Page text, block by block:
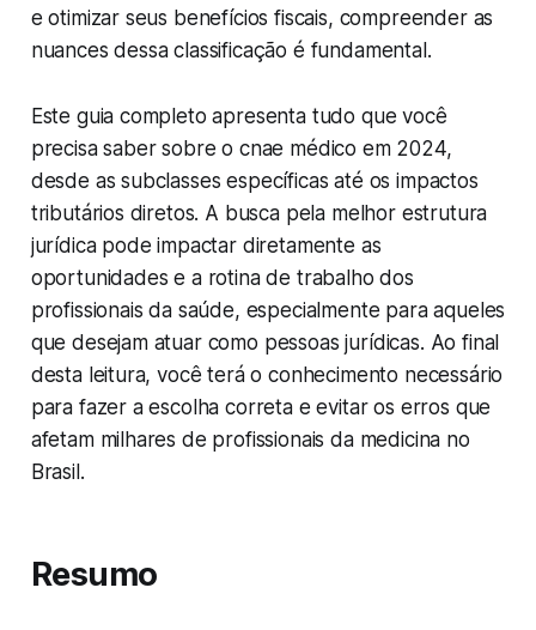
e otimizar seus benefícios fiscais, compreender as
nuances dessa classificação é fundamental.
Este guia completo apresenta tudo que você
precisa saber sobre o cnae médico em 2024,
desde as subclasses específicas até os impactos
tributários diretos. A busca pela melhor estrutura
jurídica pode impactar diretamente as
oportunidades e a rotina de trabalho dos
profissionais da saúde, especialmente para aqueles
que desejam atuar como pessoas jurídicas. Ao final
desta leitura, você terá o conhecimento necessário
para fazer a escolha correta e evitar os erros que
afetam milhares de profissionais da medicina no
Brasil.
Resumo